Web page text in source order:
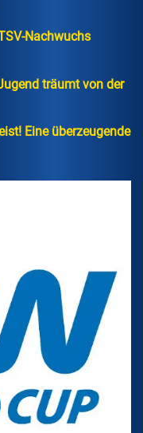
Nachwuchs
träumt von der
Eine überzeugende